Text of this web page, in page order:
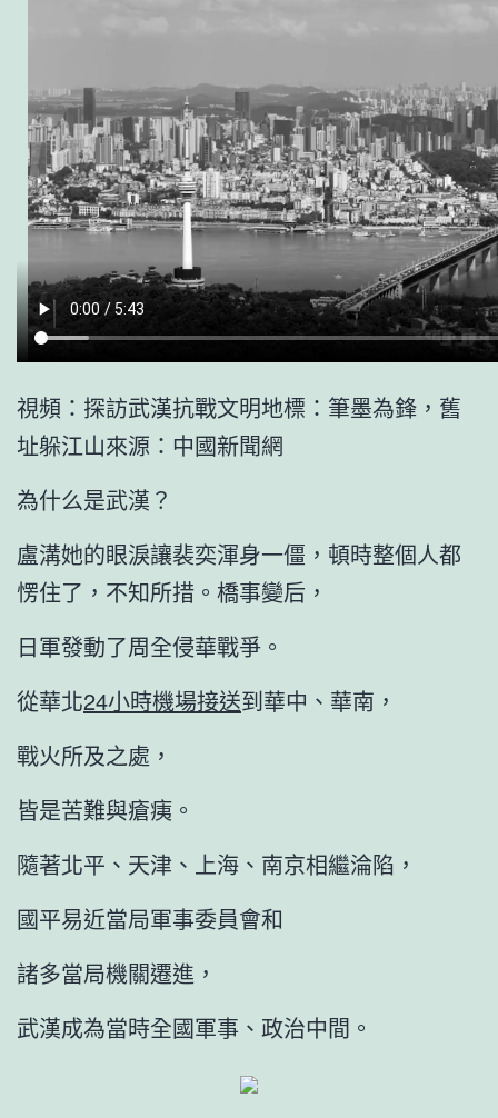
視頻：探訪武漢抗戰文明地標：筆墨為鋒，舊
址躲江山來源：中國新聞網
為什么是武漢？
盧溝她的眼淚讓裴奕渾身一僵，頓時整個人都
愣住了，不知所措。橋事變后，
日軍發動了周全侵華戰爭。
從華北24小時機場接送到華中、華南，
戰火所及之處，
皆是苦難與瘡痍。
隨著北平、天津、上海、南京相繼淪陷，
國平易近當局軍事委員會和
諸多當局機關遷進，
武漢成為當時全國軍事、政治中間。